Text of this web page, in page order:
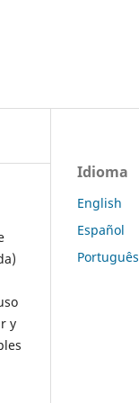
y
Idioma
English
Español
Português